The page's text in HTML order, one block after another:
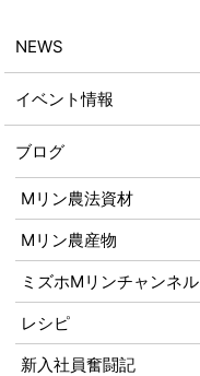
NEWS
イベント情報
ブログ
Mリン農法資材
Mリン農産物
ミズホMリンチャンネル
レシピ
新入社員奮闘記